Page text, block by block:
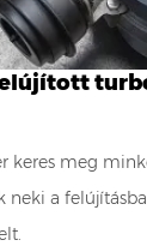
keres meg
neki a